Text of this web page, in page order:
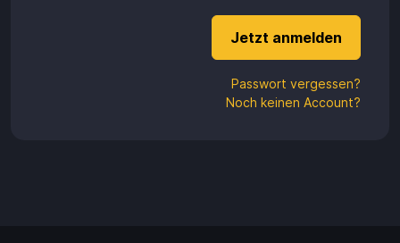
Einlösen
Passwort vergessen?
Noch keinen Account?